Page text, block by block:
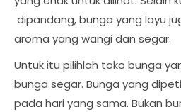
dipandang, bunga yang layu
aroma yang wangi dan segar.
Untuk itu pilihlah toko bunga
bunga segar. Bunga yang
pada hari yang sama. Bukan